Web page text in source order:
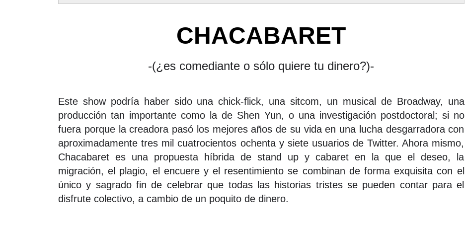
CHACABARET
-(¿es comediante o sólo quiere tu dinero?)-
Este show podría haber sido una chick-flick, una sitcom, un musical de Broadway, una
producción tan importante como la de Shen Yun, o una investigación postdoctoral; si no
fuera porque la creadora pasó los mejores años de su vida en una lucha desgarradora con
aproximadamente tres mil cuatrocientos ochenta y siete usuarios de Twitter. Ahora mismo,
Chacabaret es una propuesta híbrida de stand up y cabaret en la que el deseo, la
migración, el plagio, el encuere y el resentimiento se combinan de forma exquisita con el
único y sagrado fin de celebrar que todas las historias tristes se pueden contar para el
disfrute colectivo, a cambio de un poquito de dinero.